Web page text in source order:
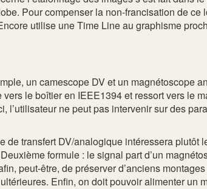
Pour compenser la non-francisation de ce
utilise une Time Line au graphisme
un camescope DV et un magnétoscope
le boîtier en IEEE1394 et ressort vers le
ne peut pas intervenir sur des
de transfert DV/analogique intéressera plutôt
formule : le signal part d’un
peut-être, de préserver d’anciens
Enfin, on doit pouvoir alimenter un